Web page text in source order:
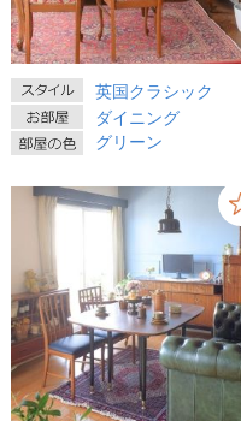
英国クラシック
ダイニング
グリーン